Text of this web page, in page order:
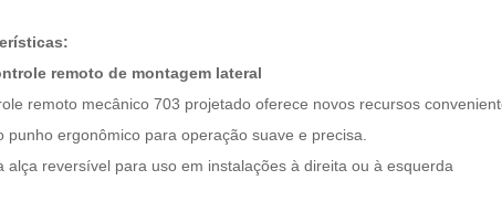
remoto de montagem lateral
remoto mecânico 703 projetado oferece novos recursos
punho ergonômico para operação suave e precisa.
alça reversível para uso em instalações à direita ou à esquerda